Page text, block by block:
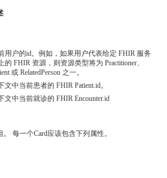
用户的id。例如，如果用户代表给定 FHIR 服务
的 FHIR 资源，则资源类型将为 Practitioner、
或 RelatedPerson 之一。
文中当前患者的 FHIR Patient.id。
文中当前就诊的 FHIR Encounter.id
每一个Card应该包含下列属性。